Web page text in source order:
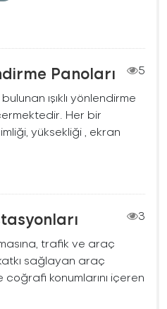
Panoları
5
ışıklı yönlendirme
Her bir
yüksekliği , ekran
3
trafik ve araç
sağlayan araç
konumlarını içeren